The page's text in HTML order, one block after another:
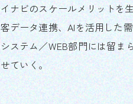
ナビのスケールメリットを
データ連携、AIを活用した
ステム／WEB部門には留ま
ていく。